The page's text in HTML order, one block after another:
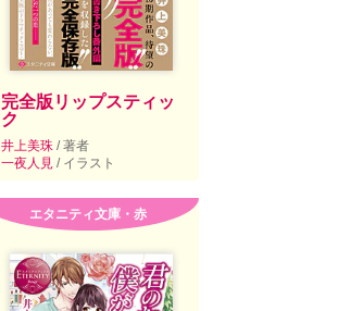
完全版リップスティッ
ク
井上美珠 / 著者
一夜人見 / イラスト
エタニティ文庫・赤